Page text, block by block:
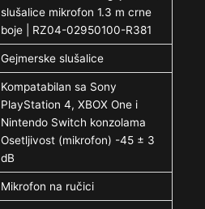
slušalice mikrofon 1.3 m crne
boje | RZ04-02950100-R381
Gejmerske slušalice
Kompatabilan sa Sony
PlayStation 4, XBOX One i
Nintendo Switch konzolama
Osetljivost (mikrofon) -45 ± 3
dB
Mikrofon na ručici